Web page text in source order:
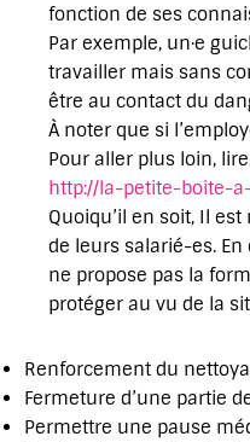
fonction de ses
Par exemple, un·e
travailler mais sans
être au contact du
À noter que si
Pour aller plus loin,
http://la-petite-boite-
Quoiqu’il en soit, Il
de leurs salarié-es.
ne propose pas la
protéger au vu de la
Renforcement du
Fermeture d’une partie
Permettre une pause